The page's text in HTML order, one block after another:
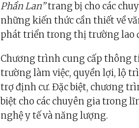
Phần Lan”trang bị cho các
những kiến thức cần thiết về
phát triển trong thị trường lao
Chương trình cung cấp thông
trường làm việc, quyền lợi, lộ
trợ định cư. Đặc biệt, chương
biệt cho các chuyên gia trong
nghệ y tế và năng lượng.